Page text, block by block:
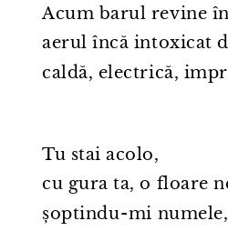
Acum barul revine
aerul încă intoxicat
caldă, electrică,
Tu stai acolo,
cu gura ta, o floare
șoptindu⁠-⁠mi numele,